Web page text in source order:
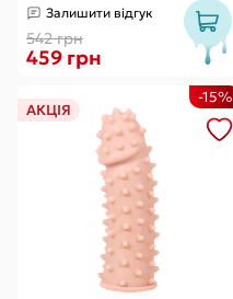
Залишити відгук
542 грн
459 грн
АКЦІЯ
-15%